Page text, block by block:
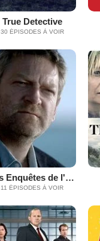
True Detective
30 ÉPISODES À VOIR
Les Enquêtes de l'inspecteur Wallander
11 ÉPISODES À VOIR